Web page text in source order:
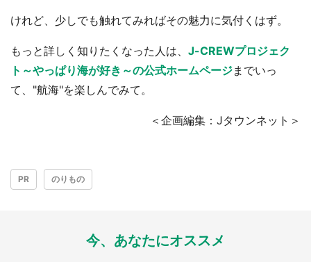
けれど、少しでも触れてみればその魅力に気付くはず。
もっと詳しく知りたくなった人は、 J-CREWプロジェク
ト～やっぱり海が好き～の公式ホームページまでいっ
て、"航海"を楽しんでみて。
＜企画編集：Jタウンネット＞
PR のりもの
今、あなたにオススメ